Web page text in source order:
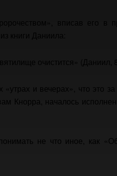
и вечерах», что это за
Кнорра, началось
не что иное, как